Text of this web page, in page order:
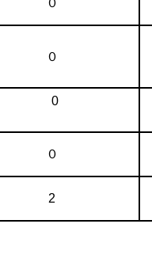
０
0
０
2